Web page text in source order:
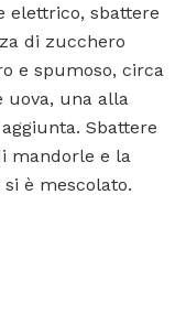
sbattere
di zucchero
e spumoso, circa
una alla
Sbattere
mandorle e la
è mescolato.